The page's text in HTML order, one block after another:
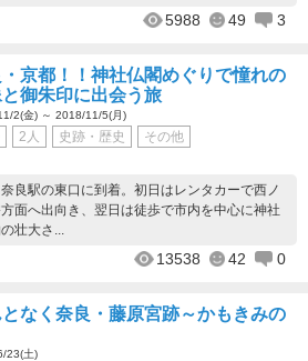
5988 49 3
京都！！神社仏閣めぐりで憧れの
御朱印に出会う旅
2(金) ～ 2018/11/5(月)
2人 史跡・歴史 その他
良駅の東口に到着。初日はレンタカーで西ノ
面へ出向き、翌日は徒歩で市内を中心に神社
壮大さ...
13538 42 0
なく奈良・藤原宮跡～かもきみの
23(土)